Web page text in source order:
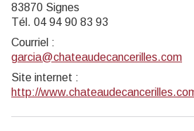
83870 Signes
Tél. 04 94 90 83 93
Courriel :
garcia@chateaudecancerilles.com
Site internet :
http://